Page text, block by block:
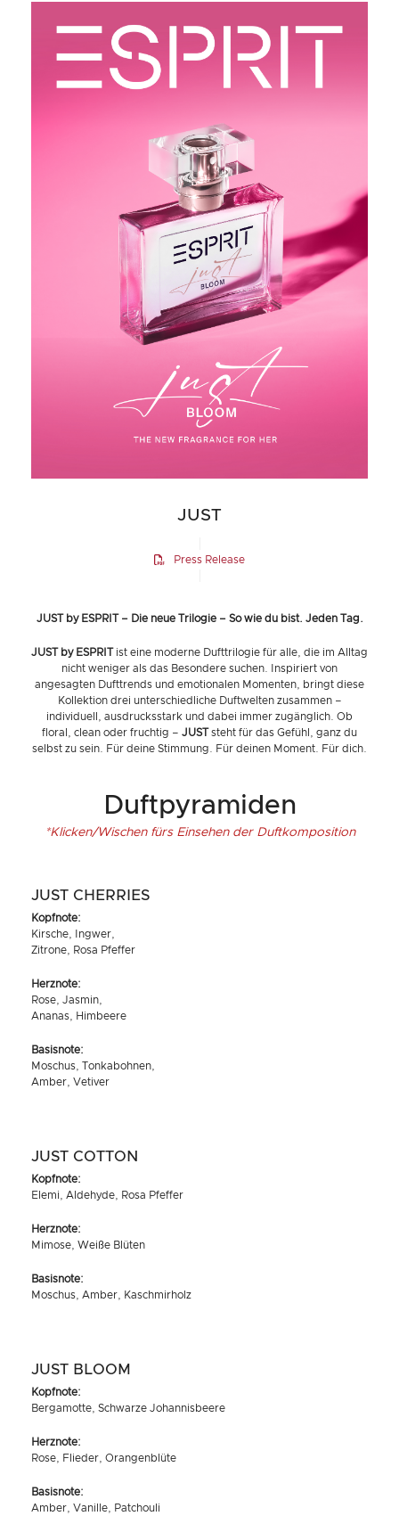
JUST
Press Release
JUST by ESPRIT – Die neue Trilogie – So wie du bist. Jeden Tag.
JUST by ESPRITist eine moderne Dufttrilogie für alle, die im Alltag
nicht weniger als das Besondere suchen. Inspiriert von
angesagten Dufttrends und emotionalen Momenten, bringt diese
Kollektion drei unterschiedliche Duftwelten zusammen –
individuell, ausdrucksstark und dabei immer zugänglich. Ob
floral, clean oder fruchtig – JUSTsteht für das Gefühl, ganz du
selbst zu sein. Für deine Stimmung. Für deinen Moment. Für dich.
Duftpyramiden
*Klicken/Wischen fürs Einsehen der Duftkomposition
JUST CHERRIES
Kopfnote:
Kirsche, Ingwer,
Zitrone, Rosa Pfeffer
Herznote:
Rose, Jasmin,
Ananas, Himbeere
Basisnote:
Moschus, Tonkabohnen,
Amber, Vetiver
JUST COTTON
Kopfnote:
Elemi, Aldehyde, Rosa Pfeffer
Herznote:
Mimose, Weiße Blüten
Basisnote:
Moschus, Amber, Kaschmirholz
JUST BLOOM
Kopfnote:
Bergamotte, Schwarze Johannisbeere
Herznote:
Rose, Flieder, Orangenblüte
Basisnote:
Amber, Vanille, Patchouli